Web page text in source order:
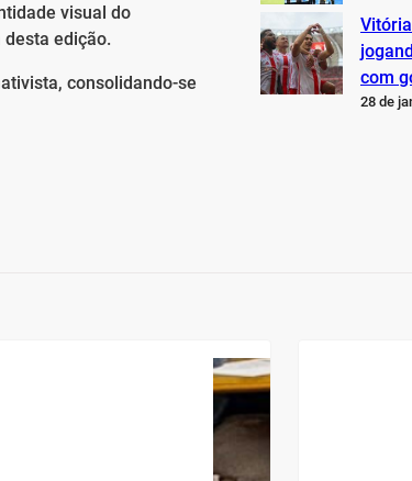
visual do
edição.
consolidando-se
com
28 de